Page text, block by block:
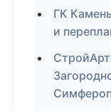
ГК
и